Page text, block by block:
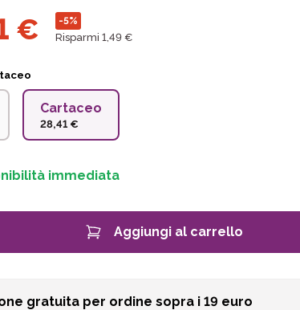
€ -5%
Risparmi 1,49 €
Cartaceo
28,41 €
immediata
Aggiungi al carrello
gratuita per ordine sopra i 19 euro